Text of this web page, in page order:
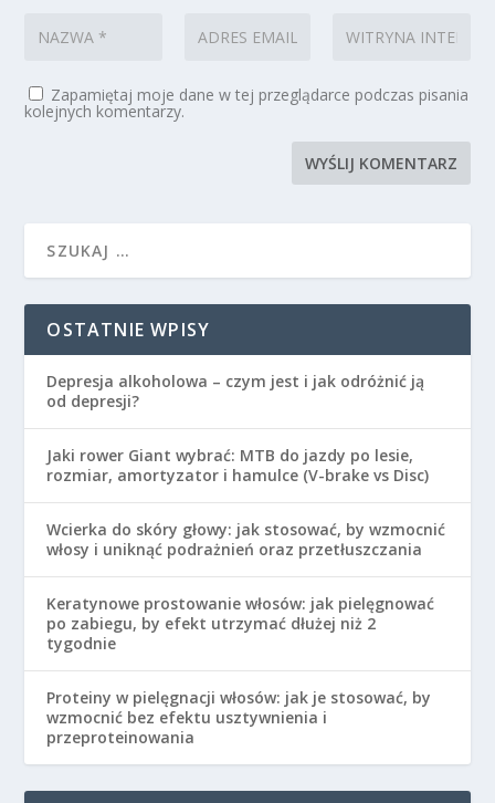
Zapamiętaj moje dane w tej przeglądarce podczas pisania
kolejnych komentarzy.
OSTATNIE WPISY
Depresja alkoholowa – czym jest i jak odróżnić ją
od depresji?
Jaki rower Giant wybrać: MTB do jazdy po lesie,
rozmiar, amortyzator i hamulce (V-brake vs Disc)
Wcierka do skóry głowy: jak stosować, by wzmocnić
włosy i uniknąć podrażnień oraz przetłuszczania
Keratynowe prostowanie włosów: jak pielęgnować
po zabiegu, by efekt utrzymać dłużej niż 2
tygodnie
Proteiny w pielęgnacji włosów: jak je stosować, by
wzmocnić bez efektu usztywnienia i
przeproteinowania